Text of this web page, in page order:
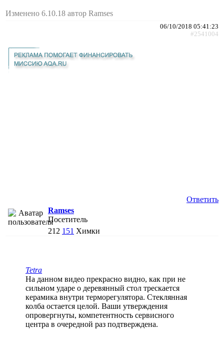
Изменено 6.10.18 автор Ramses
06/10/2018 05:41:23
#2541004
Ответить
Ramses
Посетитель
212 151 Химки
Tetra
На данном видео прекрасно видно, как при не
сильном ударе о деревянный стол трескается
керамика внутри терморегулятора. Стеклянная
колба остается целой. Ваши утверждения
опровергнуты, компетентность сервисного
центра в очередной раз подтверждена.